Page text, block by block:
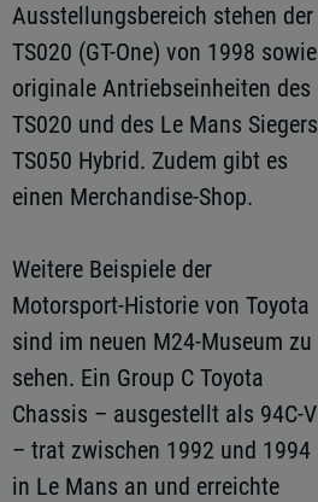
Ausstellungsbereich stehen der
TS020 (GT-One) von 1998 sowie
originale Antriebseinheiten des
TS020 und des Le Mans Siegers
TS050 Hybrid. Zudem gibt es
einen Merchandise-Shop.
Weitere Beispiele der
Motorsport-Historie von Toyota
sind im neuen M24-Museum zu
sehen. Ein Group C Toyota
Chassis – ausgestellt als 94C-V
– trat zwischen 1992 und 1994
in Le Mans an und erreichte